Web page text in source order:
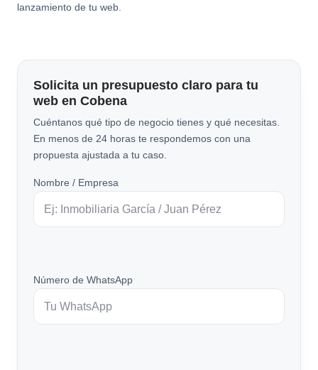
lanzamiento de tu web.
Solicita un presupuesto claro para tu
web en Cobena
Cuéntanos qué tipo de negocio tienes y qué necesitas.
En menos de 24 horas te respondemos con una
propuesta ajustada a tu caso.
Nombre / Empresa
Número de WhatsApp